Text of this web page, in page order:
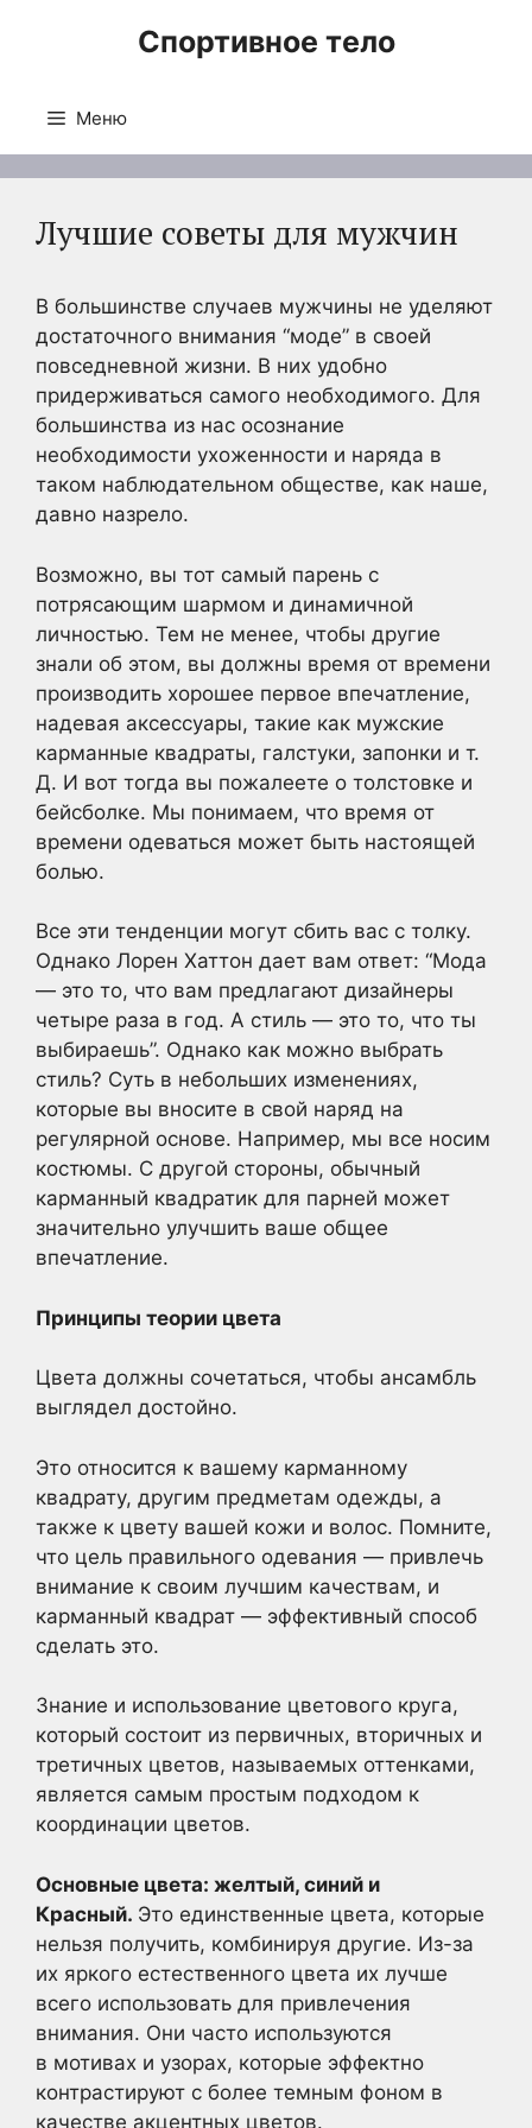
Спортивное тело
Меню
Лучшие советы для мужчин
В большинстве случаев мужчины не уделяют
достаточного внимания “моде” в своей
повседневной жизни. В них удобно
придерживаться самого необходимого. Для
большинства из нас осознание
необходимости ухоженности и наряда в
таком наблюдательном обществе, как наше,
давно назрело.
Возможно, вы тот самый парень с
потрясающим шармом и динамичной
личностью. Тем не менее, чтобы другие
знали об этом, вы должны время от времени
производить хорошее первое впечатление,
надевая аксессуары, такие как мужские
карманные квадраты, галстуки, запонки и т.
Д. И вот тогда вы пожалеете о толстовке и
бейсболке. Мы понимаем, что время от
времени одеваться может быть настоящей
болью.
Все эти тенденции могут сбить вас с толку.
Однако Лорен Хаттон дает вам ответ: “Мода
— это то, что вам предлагают дизайнеры
четыре раза в год. А стиль — это то, что ты
выбираешь”. Однако как можно выбрать
стиль? Суть в небольших изменениях,
которые вы вносите в свой наряд на
регулярной основе. Например, мы все носим
костюмы. С другой стороны, обычный
карманный квадратик для парней может
значительно улучшить ваше общее
впечатление.
Принципы теории цвета
Цвета должны сочетаться, чтобы ансамбль
выглядел достойно.
Это относится к вашему карманному
квадрату, другим предметам одежды, а
также к цвету вашей кожи и волос. Помните,
что цель правильного одевания — привлечь
внимание к своим лучшим качествам, и
карманный квадрат — эффективный способ
сделать это.
Знание и использование цветового круга,
который состоит из первичных, вторичных и
третичных цветов, называемых оттенками,
является самым простым подходом к
координации цветов.
Основные цвета: желтый, синий и
Красный. Это единственные цвета, которые
нельзя получить, комбинируя другие. Из-за
их яркого естественного цвета их лучше
всего использовать для привлечения
внимания. Они часто используются
в мотивах и узорах, которые эффектно
контрастируют с более темным фоном в
качестве акцентных цветов.